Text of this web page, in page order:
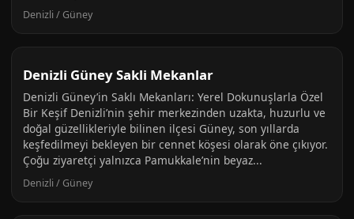
Denizli / Güney
Denizli Güney Sakli Mekanlar
Denizli Güney’in Saklı Mekanları: Yerel Dokunuşlarla Özel
Bir Keşif Denizli’nin şehir merkezinden uzakta, huzurlu ve
doğal güzellikleriyle bilinen ilçesi Güney, son yıllarda
keşfedilmeyi bekleyen bir cennet köşesi olarak öne çıkıyor.
Çoğu ziyaretçi yalnızca Pamukkale’nin beyaz...
Denizli / Güney